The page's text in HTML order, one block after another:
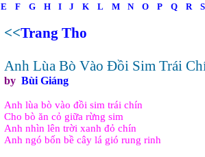
E F G H I J K L M N O P Q R S
<<Trang Tho
Anh Lùa Bò Vào Đồi Sim Trái
by Bùi Giáng
Anh lùa bò vào đồi sim trái chín
Cho bò ăn cỏ giữa rừng sim
Anh nhìn lên trời xanh đỏ chín
Anh ngó bốn bề cây lá gió rung rinh